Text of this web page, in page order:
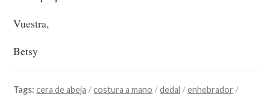
Vuestra,
Betsy
Tags: cera de abeja /costura a mano /dedal /enhebrador /